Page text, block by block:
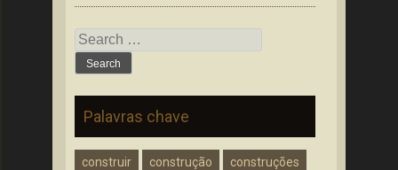
Search
for:
Palavras chave
construir construção construções